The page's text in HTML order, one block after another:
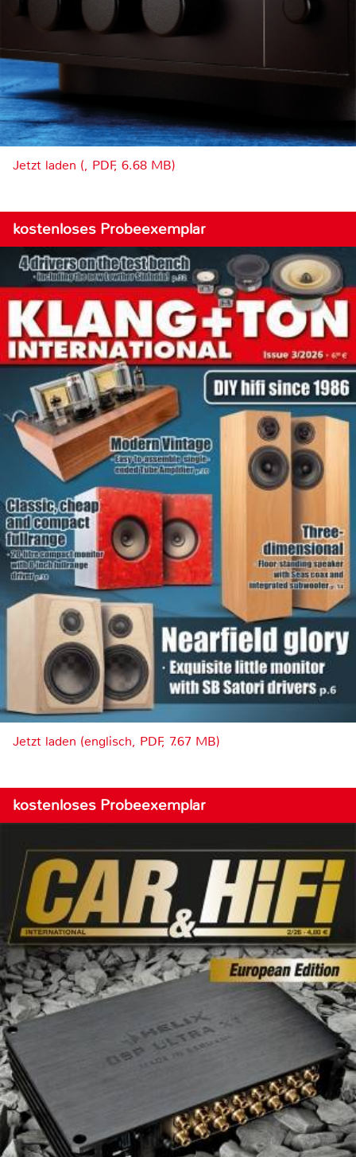
Jetzt laden (, PDF, 6.68 MB)
kostenloses Probeexemplar
Jetzt laden (englisch, PDF, 7.67 MB)
kostenloses Probeexemplar